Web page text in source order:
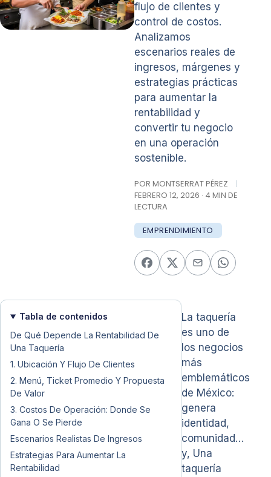
flujo de clientes y
control de costos.
Analizamos
escenarios reales de
ingresos, márgenes y
estrategias prácticas
para aumentar la
rentabilidad y
convertir tu negocio
en una operación
sostenible.
POR MONTSERRAT PÉREZ
|
FEBRERO 12, 2026 · 4 MIN DE
LECTURA
EMPRENDIMIENTO
Tabla de contenidos
De Qué Depende La Rentabilidad De
Una Taquería
1. Ubicación Y Flujo De Clientes
2. Menú, Ticket Promedio Y Propuesta
De Valor
3. Costos De Operación: Donde Se
Gana O Se Pierde
Escenarios Realistas De Ingresos
Estrategias Para Aumentar La
Rentabilidad
La taquería
es uno de
los negocios
más
emblemáticos
de México:
genera
identidad,
comunidad…
y, Una
taquería